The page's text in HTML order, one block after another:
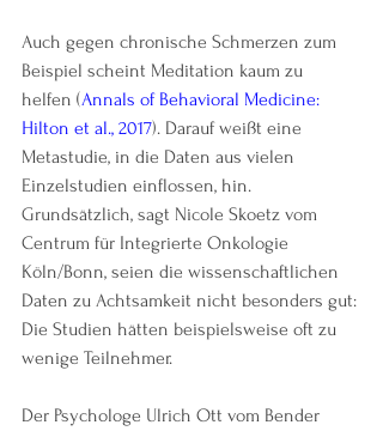
Auch gegen chronische Schmerzen zum
Beispiel scheint Meditation kaum zu
helfen (Annals of Behavioral Medicine:
Hilton et al., 2017). Darauf weißt eine
Metastudie, in die Daten aus vielen
Einzelstudien einflossen, hin.
Grundsätzlich, sagt Nicole Skoetz vom
Centrum für Integrierte Onkologie
Köln/Bonn, seien die wissenschaftlichen
Daten zu Achtsamkeit nicht besonders gut:
Die Studien hätten beispielsweise oft zu
wenige Teilnehmer.
Der Psychologe Ulrich Ott vom Bender